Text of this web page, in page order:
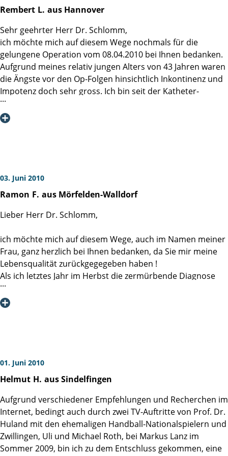
sind. Mit freundlichen Grüßen, Gerhard N.
weiterempfehlen.
Für die Zukunft wünsche ich allen Beschäftigten nur das
Beste.
Alwin
Rembert L. aus Hannover
Sehr geehrter Herr Dr. Schlomm,
ich möchte mich auf diesem Wege nochmals für die
gelungene Operation vom 08.04.2010 bei Ihnen bedanken.
Aufgrund meines relativ jungen Alters von 43 Jahren waren
die Ängste vor den Op-Folgen hinsichtlich Inkontinenz und
Impotenz doch sehr gross. Ich bin seit der Katheter-
Entfernung trocken und auch die Potenz kommt langsam
wieder in geregelte Bahnen. Der Aufenthalt in Ihrer Klinik
Herr Dr.Schlomm. Kann die Martini Klinik nur wärmstens
empfehlen gerade für die immer jünger werdenden
Patienten.
03. Juni 2010
Ramon F. aus Mörfelden-Walldorf
Lieber Herr Dr. Schlomm,
ich möchte mich auf diesem Wege, auch im Namen meiner
Frau, ganz herzlich bei Ihnen bedanken, da Sie mir meine
Lebensqualität zurückgegegeben haben !
Als ich letztes Jahr im Herbst die zermürbende Diagnose
Prostatakarzinom im Anfangsstadium erhalten hatte, habe
ich mich auf anraten meines Urologen Herrn Prof. Wiesel
gleichzeitig Menschlichkeit habe ich mich sofort gut
aufgehoben gefühlt. Die Operation (nervenerhaltend) ist
hervorragend verlaufen, so dass ich heute wieder
vollkommen "hergestellt" bin. Besonders begeistert bin ich
noch heute von Ihrem täglichen "Vorbeischauen" nach der
OP im Klinikum. Sie haben sich wirklich um mich
gekümmert, wofür ich mich noch einmal ausdrücklich
bedanken möchte ! Natürlich möchte ich mich auch bei
01. Juni 2010
Helmut H. aus Sindelfingen
Aufgrund verschiedener Empfehlungen und Recherchen im
Internet, bedingt auch durch zwei TV-Auftritte von Prof. Dr.
Huland mit den ehemaligen Handball-Nationalspielern und
Zwillingen, Uli und Michael Roth, bei Markus Lanz im
Sommer 2009, bin ich zu dem Entschluss gekommen, eine